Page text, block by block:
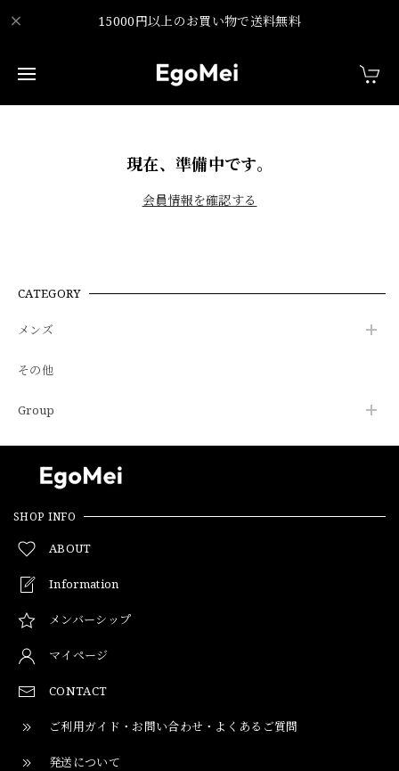
15000円以上のお買い物で送料無料
現在、準備中です。
会員情報を確認する
CATEGORY
メンズ
その他
Group
SHOP INFO
ABOUT
Information
メンバーシップ
マイページ
CONTACT
ご利用ガイド・お問い合わせ・よくあるご質問
発送について